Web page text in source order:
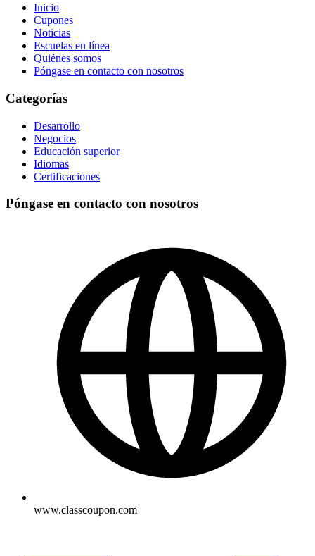
Inicio
Cupones
Noticias
Escuelas en línea
Quiénes somos
Póngase en contacto con nosotros
Categorías
Desarrollo
Negocios
Educación superior
Idiomas
Certificaciones
Póngase en contacto con nosotros
www.classcoupon.com